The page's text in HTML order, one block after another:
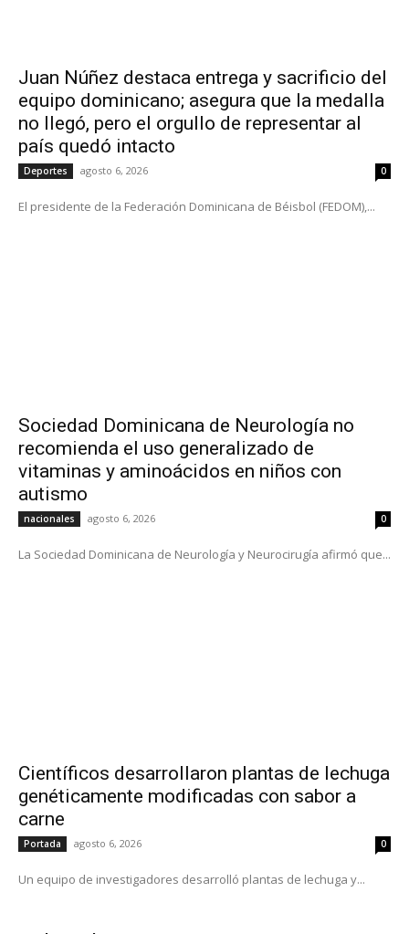
Juan Núñez destaca entrega y sacrificio del
equipo dominicano; asegura que la medalla
no llegó, pero el orgullo de representar al
país quedó intacto
Deportes agosto 6, 2026 0
El presidente de la Federación Dominicana de Béisbol (FEDOM),...
Sociedad Dominicana de Neurología no
recomienda el uso generalizado de
vitaminas y aminoácidos en niños con
autismo
nacionales agosto 6, 2026 0
La Sociedad Dominicana de Neurología y Neurocirugía afirmó que...
Científicos desarrollaron plantas de lechuga
genéticamente modificadas con sabor a
carne
Portada agosto 6, 2026 0
Un equipo de investigadores desarrolló plantas de lechuga y...